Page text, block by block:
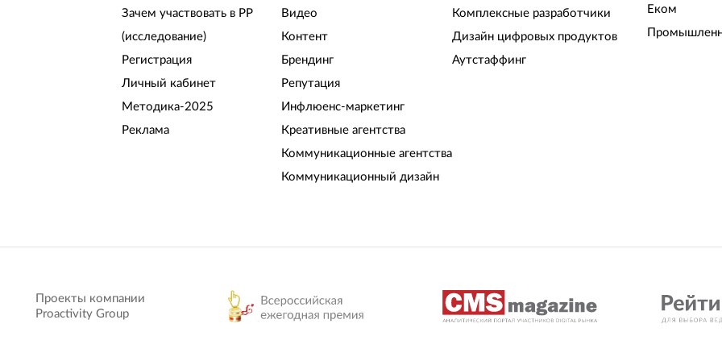
Зачем участвовать в РР
(исследование)
Регистрация
Личный кабинет
Методика-2025
Реклама
Видео
Контент
Брендинг
Репутация
Инфлюенс-маркетинг
Креативные агентства
Коммуникационные агентства
Коммуникационный дизайн
Комплексные разработчики
Дизайн цифровых продуктов
Аутстаффинг
Еком
Проекты компании
Proactivity Group